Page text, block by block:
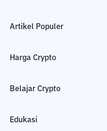
Artikel Populer
Harga Crypto
Belajar Crypto
Edukasi